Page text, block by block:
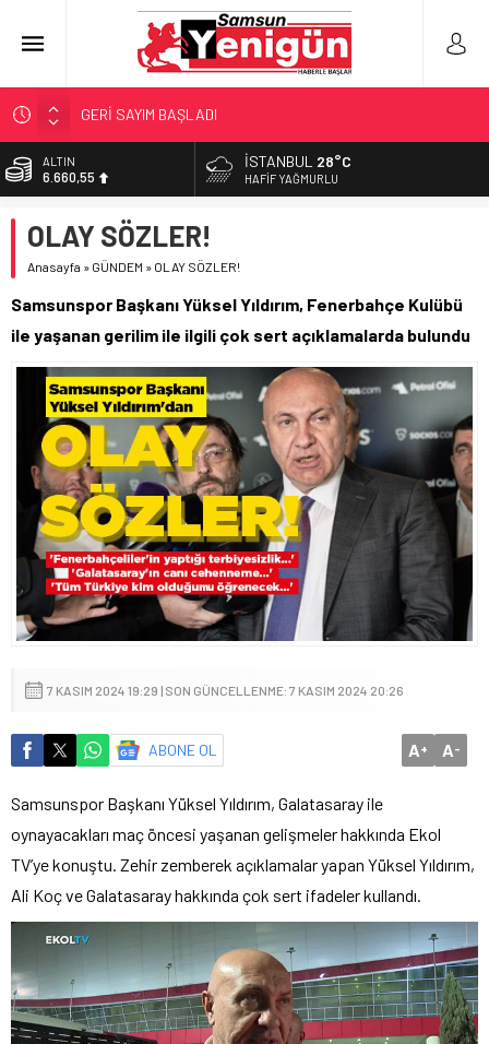
GERİ SAYIM BAŞLADI
SAMSUNSPOR’DA HEDEF 5’İNCİLİK!
‘BAFRA’YA YATIRIM YAPIN!’
YÖNETİCİ SEÇERKEN YAPILAN EN BÜYÜK HATALAR
ALTIN
6.660,55
13.779,39
DOLAR
55,1881
İSTANBUL 28°C
HAFIF YAĞMURLU
OLAY SÖZLER!
Anasayfa » GÜNDEM » OLAY SÖZLER!
Samsunspor Başkanı Yüksel Yıldırım, Fenerbahçe Kulübü
ile yaşanan gerilim ile ilgili çok sert açıklamalarda bulundu
7 KASIM 2024 19:29 | SON GÜNCELLENME: 7 KASIM 2024 20:26
ABONE OL A+ A-
Samsunspor Başkanı Yüksel Yıldırım, Galatasaray ile
oynayacakları maç öncesi yaşanan gelişmeler hakkında Ekol
TV’ye konuştu. Zehir zemberek açıklamalar yapan Yüksel Yıldırım,
Ali Koç ve Galatasaray hakkında çok sert ifadeler kullandı.